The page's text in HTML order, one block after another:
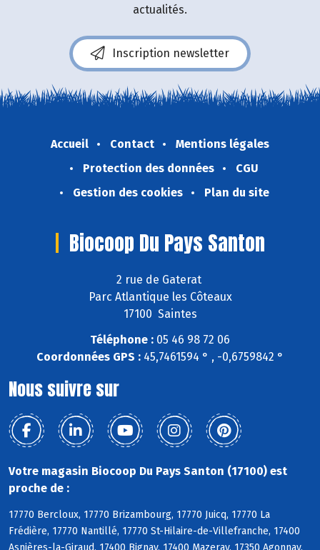
actualités.
Inscription newsletter
Accueil Contact
Mentions légales
Protection des données
CGU
Gestion des cookies
Plan du site
Biocoop Du Pays Santon
2 rue de Gaterat
Parc Atlantique les Côteaux
17100 Saintes
Téléphone : 05 46 98 72 06
Coordonnées GPS : 45,7461594 ° , -0,6759842 °
Nous suivre sur
Votre magasin Biocoop Du Pays Santon (17100) est
proche de :
17770 Bercloux, 17770 Brizambourg, 17770 Juicq, 17770 La
Frédière, 17770 Nantillé, 17770 St-Hilaire-de-Villefranche, 17400